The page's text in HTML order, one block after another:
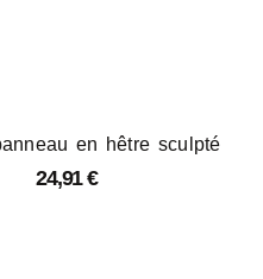
en hêtre sculpté
24,91€